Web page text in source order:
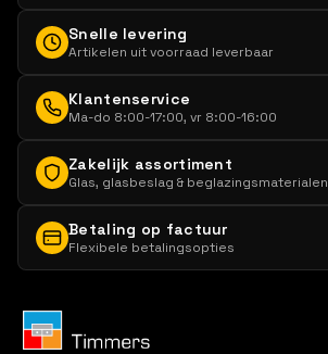
Snelle levering
Artikelen uit voorraad leverbaar
Klantenservice
Ma-do 8:00-17:00, vr 8:00-16:00
Zakelijk assortiment
Glas, glasbeslag & beglazingsmaterialen
Betaling op factuur
Flexibele betalingsopties